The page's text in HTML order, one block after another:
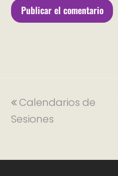
Calendarios de
Sesiones